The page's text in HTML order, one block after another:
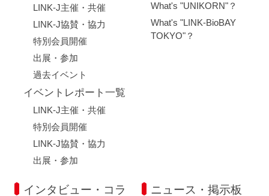
LINK-J主催・共催
LINK-J協賛・協力
特別会員開催
出展・参加
過去イベント
イベントレポート一覧
LINK-J主催・共催
特別会員開催
LINK-J協賛・協力
出展・参加
What's "UNIKORN"？
What's "LINK-BioBAY
TOKYO"？
インタビュー・コラ
ニュース・掲示板